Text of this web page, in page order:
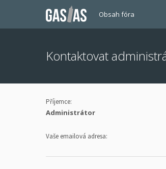
Obsah fóra
Kontaktovat
Příjemce:
Administrátor
Vaše emailová adresa: